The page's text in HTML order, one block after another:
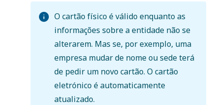
O cartão físico é válido enquanto as
informações sobre a entidade não se
alterarem. Mas se, por exemplo, uma
empresa mudar de nome ou sede terá
de pedir um novo cartão. O cartão
eletrónico é automaticamente
atualizado.